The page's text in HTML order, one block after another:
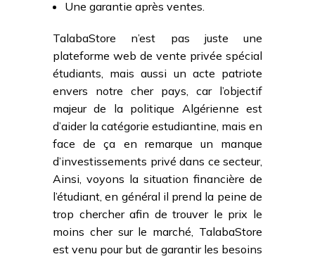
Une garantie après ventes.
TalabaStore n’est pas juste une
plateforme web de vente privée spécial
étudiants, mais aussi un acte patriote
envers notre cher pays, car l’objectif
majeur de la politique Algérienne est
d’aider la catégorie estudiantine, mais en
face de ça en remarque un manque
d’investissements privé dans ce secteur,
Ainsi, voyons la situation financière de
l’étudiant, en général il prend la peine de
trop chercher afin de trouver le prix le
moins cher sur le marché, TalabaStore
est venu pour but de garantir les besoins